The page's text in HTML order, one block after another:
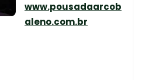
www.pousadaarcob
aleno.com.br